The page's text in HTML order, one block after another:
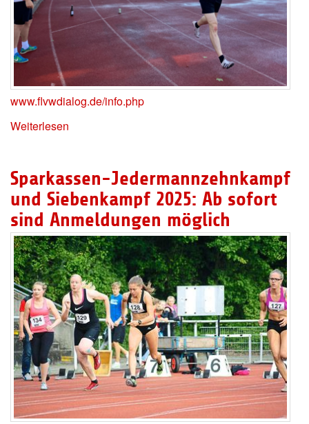
www.flvwdialog.de/info.php
Weiterlesen
Sparkassen-Jedermannzehnkampf
und Siebenkampf 2025: Ab sofort
sind Anmeldungen möglich